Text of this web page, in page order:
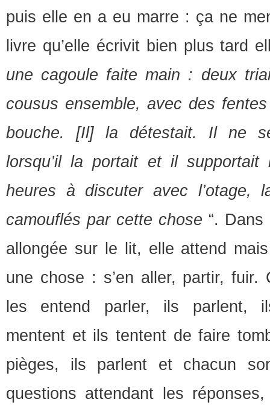
puis elle en a eu marre : ça ne
livre qu’elle écrivit bien plus tard
une cagoule faite main : deux
cousus ensemble, avec des
bouche. [Il] la détestait. Il ne
lorsqu’il la portait et il
heures à discuter avec l’otage,
camouflés par cette chose “.
allongée sur le lit, elle attend
une chose : s’en aller, partir, fuir.
les entend parler, ils parlent,
mentent et ils tentent de faire
pièges, ils parlent et chacun
questions attendant les